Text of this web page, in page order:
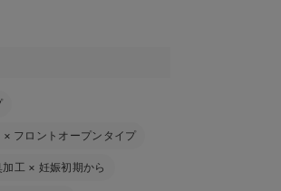
× フロントオープンタイプ
加工 × 妊娠初期から